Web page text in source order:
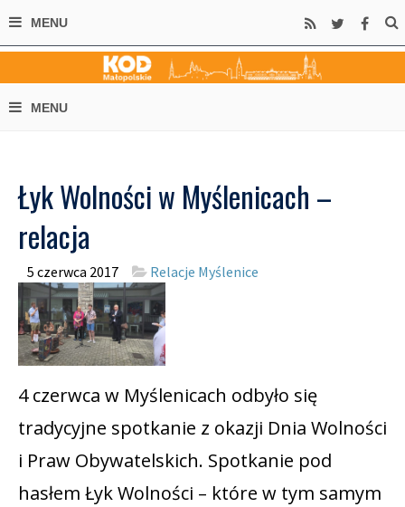
Łyk Wolności w Myślenicach –
relacja
5 czerwca 2017 Relacje Myślenice
4 czerwca w Myślenicach odbyło się
tradycyjne spotkanie z okazji Dnia Wolności
i Praw Obywatelskich. Spotkanie pod
hasłem Łyk Wolności – które w tym samym